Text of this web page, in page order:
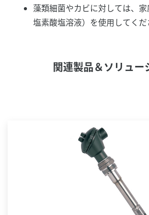
藻類細菌やカビに対しては、
塩素酸塩溶液）を使用してくだ
関連製品＆ソリュー